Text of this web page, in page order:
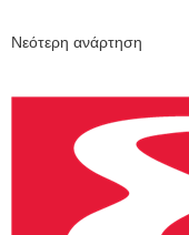
Νεότερη ανάρτηση